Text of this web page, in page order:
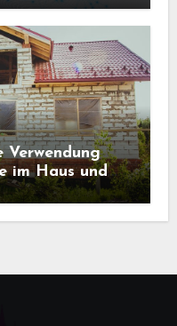
Verwendung
im Haus und